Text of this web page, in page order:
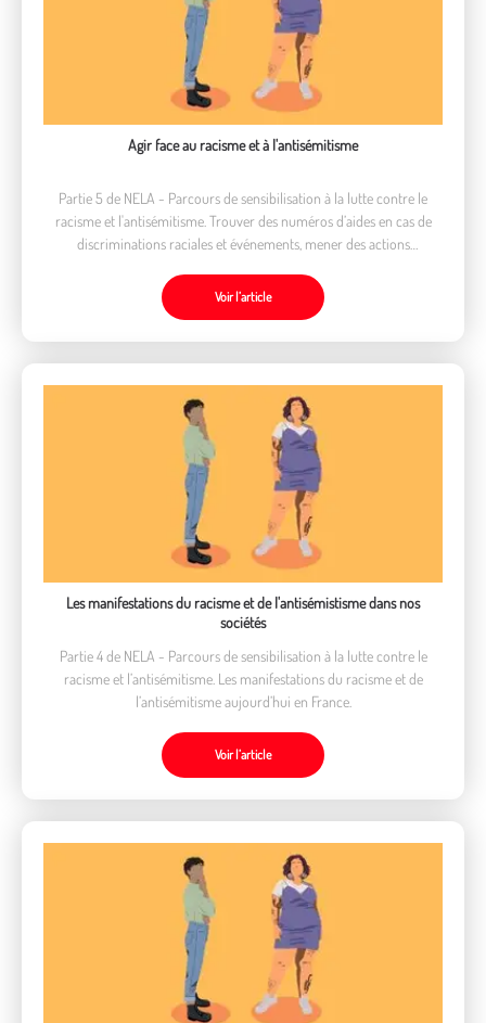
Agir face au racisme et à l'antisémitisme
Partie 5 de NELA - Parcours de sensibilisation à la lutte contre le
racisme et l'antisémitisme. Trouver des numéros d’aides en cas de
discriminations raciales et événements, mener des actions
Voir l’article
Les manifestations du racisme et de l'antisémistisme dans nos
sociétés
Partie 4 de NELA - Parcours de sensibilisation à la lutte contre le
racisme et l’antisémitisme. Les manifestations du racisme et de
l’antisémitisme aujourd’hui en France.
Voir l’article